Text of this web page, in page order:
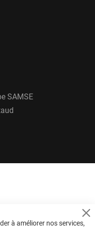
SAMSE
à améliorer nos services,